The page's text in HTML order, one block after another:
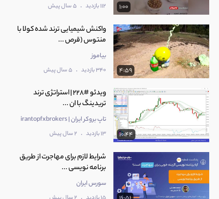
1:00 112 بازدید . 5 سال پیش
4:59
واکنش شیمیایی ترند شده کولا با
منتوس (قرص ...
بیاموز
340 بازدید . 5 سال پیش
10:44
ویدئو #228 | استراتژی ترند
تریدینگ با ان ...
تاپ بروکر ایران | irantopfxbrokers
13 بازدید . 2 سال پیش
شرایط لازم برای مهاجرت از طریق
برنامه نویسی ...
سورس ایران